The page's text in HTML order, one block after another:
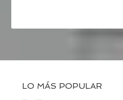
LO MÁS POPULAR